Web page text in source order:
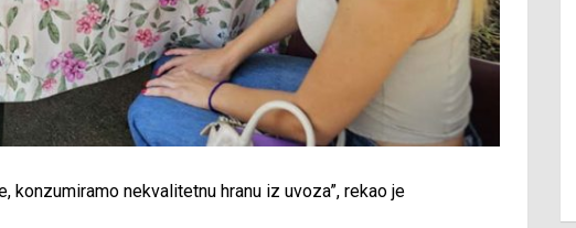
konzumiramo nekvalitetnu hranu iz uvoza”, rekao je